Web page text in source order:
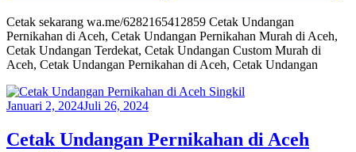
Cetak sekarang wa.me/6282165412859 Cetak Undangan
Pernikahan di Aceh, Cetak Undangan Pernikahan Murah di Aceh,
Cetak Undangan Terdekat, Cetak Undangan Custom Murah di
Aceh, Cetak Undangan Pernikahan di Aceh, Cetak Undangan
Januari 2, 2024Juli 26, 2024
Cetak Undangan Pernikahan di Aceh